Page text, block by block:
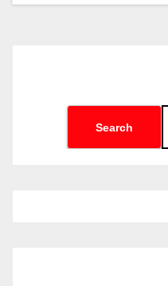
Search